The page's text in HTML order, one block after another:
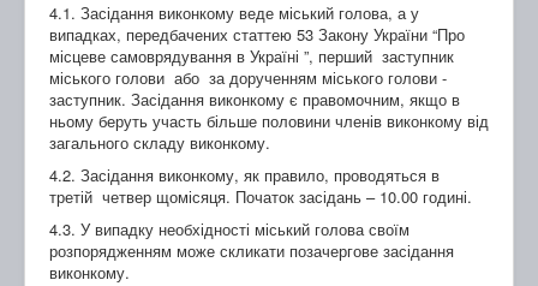
4.1. Засідання виконкому веде міський голова, а у
випадках, передбачених статтею 53 Закону України “Про
місцеве самоврядування в Україні ”, перший заступник
міського голови або за дорученням міського голови -
заступник. Засідання виконкому є правомочним, якщо в
ньому беруть участь більше половини членів виконкому від
загального складу виконкому.
4.2. Засідання виконкому, як правило, проводяться в
третій четвер щомісяця. Початок засідань – 10.00 годині.
4.3. У випадку необхідності міський голова своїм
розпорядженням може скликати позачергове засідання
виконкому.